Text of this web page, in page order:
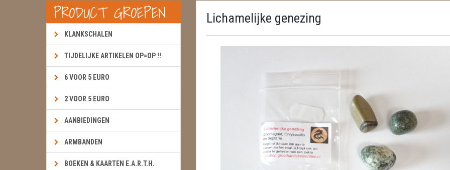
PRODUCT GROEPEN
KLANKSCHALEN
TIJDELIJKE ARTIKELEN OP=OP !!
6 VOOR 5 EURO
2 VOOR 5 EURO
AANBIEDINGEN
ARMBANDEN
BOEKEN & KAARTEN E.A.R.T.H.
Lichamelijke genezing